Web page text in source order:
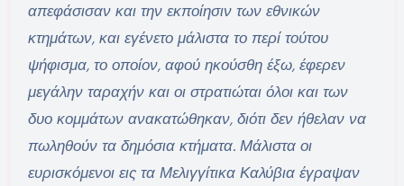
απεφάσισαν και την εκποίησιν των εθνικών
κτημάτων, και εγένετο μάλιστα το περί τούτου
ψήφισμα, το οποίον, αφού ηκούσθη έξω, έφερεν
μεγάλην ταραχήν και οι στρατιώται όλοι και των
δυο κομμάτων ανακατώθηκαν, διότι δεν ήθελαν να
πωληθούν τα δημόσια κτήματα. Μάλιστα οι
ευρισκόμενοι εις τα Μελιγγίτικα Καλύβια έγραψαν